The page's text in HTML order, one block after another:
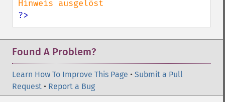
?>
Found A Problem?
Learn How To Improve This Page • Submit a Pull
Request • Report a Bug